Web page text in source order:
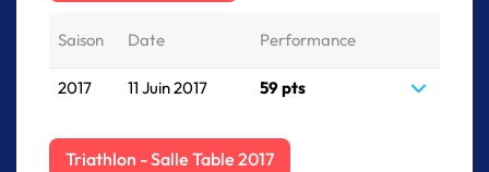
Saison Date Performance
2017 11 Juin 2017 59 pts
Triathlon - Salle Table 2017